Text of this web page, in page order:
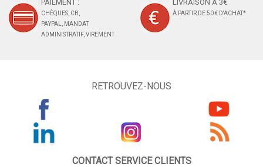
PAIEMENT :
CHÈQUES, CB,
PAYPAL, MANDAT
ADMINISTRATIF, VIREMENT
LIVRAISON À 3€
À PARTIR DE 50 € D'ACHAT*
RETROUVEZ-NOUS
CONTACT SERVICE CLIENTS